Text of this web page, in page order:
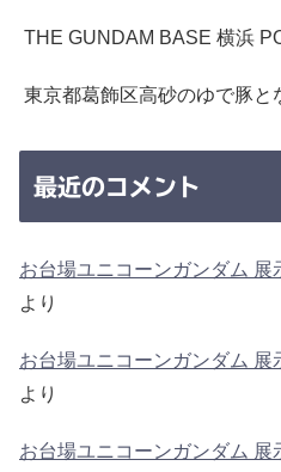
THE GUNDAM BASE 横浜
東京都葛飾区高砂のゆで豚と
最近のコメント
お台場ユニコーンガンダム 展
より
お台場ユニコーンガンダム 展
より
お台場ユニコーンガンダム 展